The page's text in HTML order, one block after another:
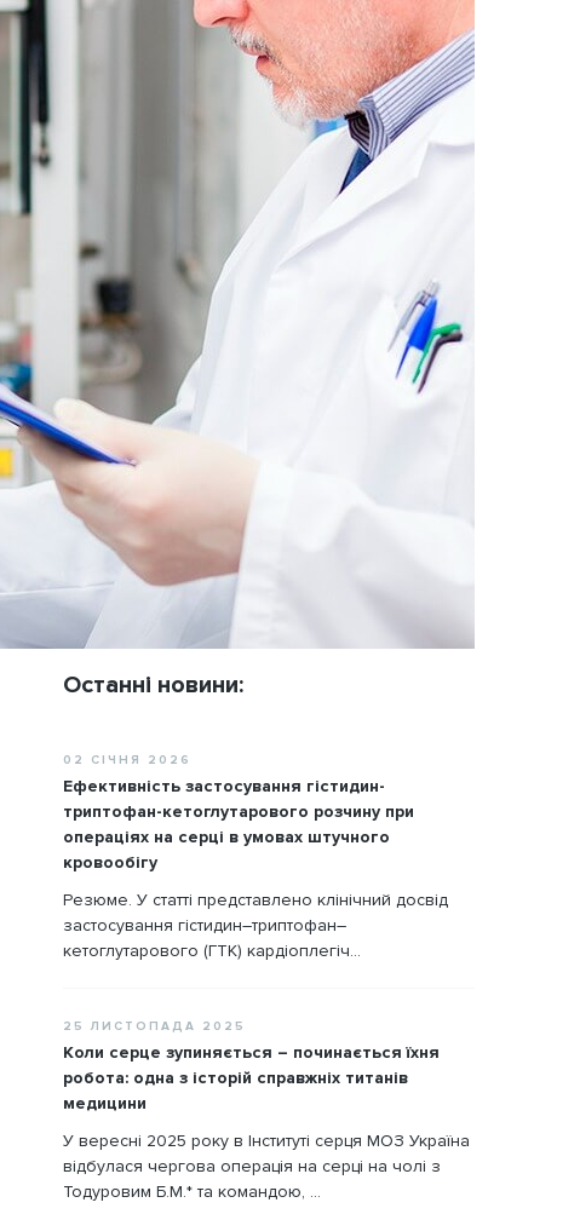
Останні новини:
02 СІЧНЯ 2026
Ефективність застосування гістидин-
триптофан-кетоглутарового розчину при
операціях на серці в умовах штучного
кровообігу
Резюме. У статті представлено клінічний досвід
застосування гістидин–триптофан–
кетоглутарового (ГТК) кардіоплегіч...
25 ЛИСТОПАДА 2025
Коли серце зупиняється – починається їхня
робота: одна з історій справжніх титанів
медицини
У вересні 2025 року в Інституті серця МОЗ Україна
відбулася чергова операція на серці на чолі з
Тодуровим Б.М.* та командою, ...